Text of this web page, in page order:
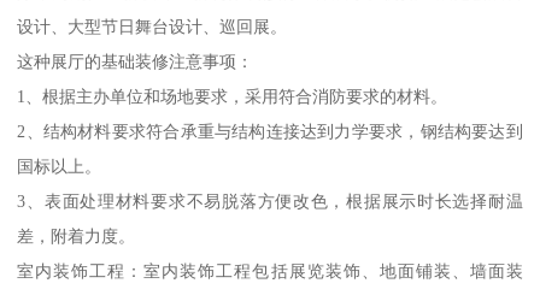
设计、大型节日舞台设计、巡回展。
这种展厅的基础装修注意事项：
1、根据主办单位和场地要求，采用符合消防要求的材料。
2、结构材料要求符合承重与结构连接达到力学要求，钢结构要达到
国标以上。
3、表面处理材料要求不易脱落方便改色，根据展示时长选择耐温
差，附着力度。
室内装饰工程：室内装饰工程包括展览装饰、地面铺装、墙面装